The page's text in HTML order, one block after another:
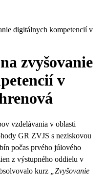
digitálnych kompetencií v
zvyšovanie
v
vzdelávania v oblasti
GR ZVJS s neziskovou
počas prvého júlového
z výstupného oddielu v
kurz
„Zvyšovanie